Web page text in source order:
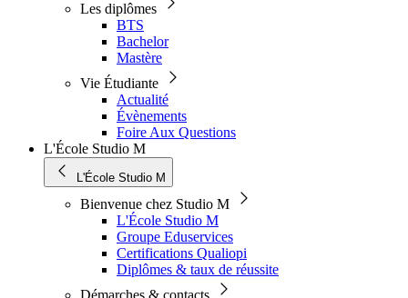
Les diplômes
BTS
Bachelor
Mastère
Vie Étudiante
Actualité
Évènements
Foire Aux Questions
L'École Studio M
L'École Studio M
Bienvenue chez Studio M
L'École Studio M
Groupe Eduservices
Certifications Qualiopi
Diplômes & taux de réussite
Démarches & contacts